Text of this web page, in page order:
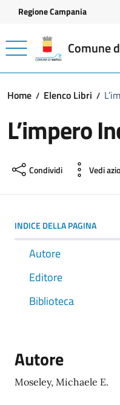
Vai ai contenuti
Vai al footer
Regione Campania
Comune
Home Elenco Libri
L’impero
Condividi Vedi
INDICE DELLA PAGINA
Autore
Editore
Biblioteca
Autore
Moseley, Michaele E.